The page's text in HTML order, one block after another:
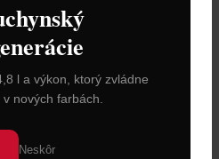
l a výkon, ktorý zvládne
nových farbách.
Neskôr